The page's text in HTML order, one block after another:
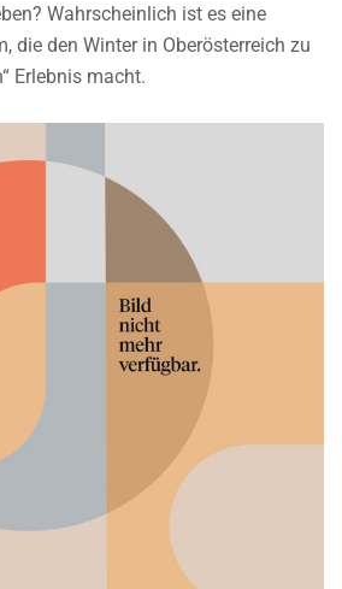
Wahrscheinlich ist es eine
die den Winter in Oberösterreich zu
Erlebnis macht.